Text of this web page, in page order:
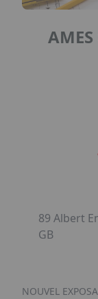
89 Albert
GB
NOUVEL